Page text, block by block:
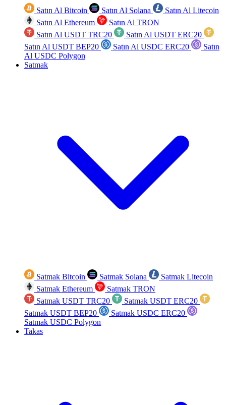
Satın Al Bitcoin Satın Al Solana
Satın Al Litecoin
Satın Al Ethereum
Satın Al TRON
Satın Al USDT TRC20
Satın Al USDT ERC20
Satın Al USDT BEP20
Satın Al USDC ERC20
Satın
Al USDC Polygon
Satmak
Satmak Bitcoin Satmak Solana
Satmak Litecoin
Satmak Ethereum
Satmak TRON
Satmak USDT TRC20
Satmak USDT ERC20
Satmak USDT BEP20
Satmak USDC ERC20
Satmak USDC Polygon
Takas